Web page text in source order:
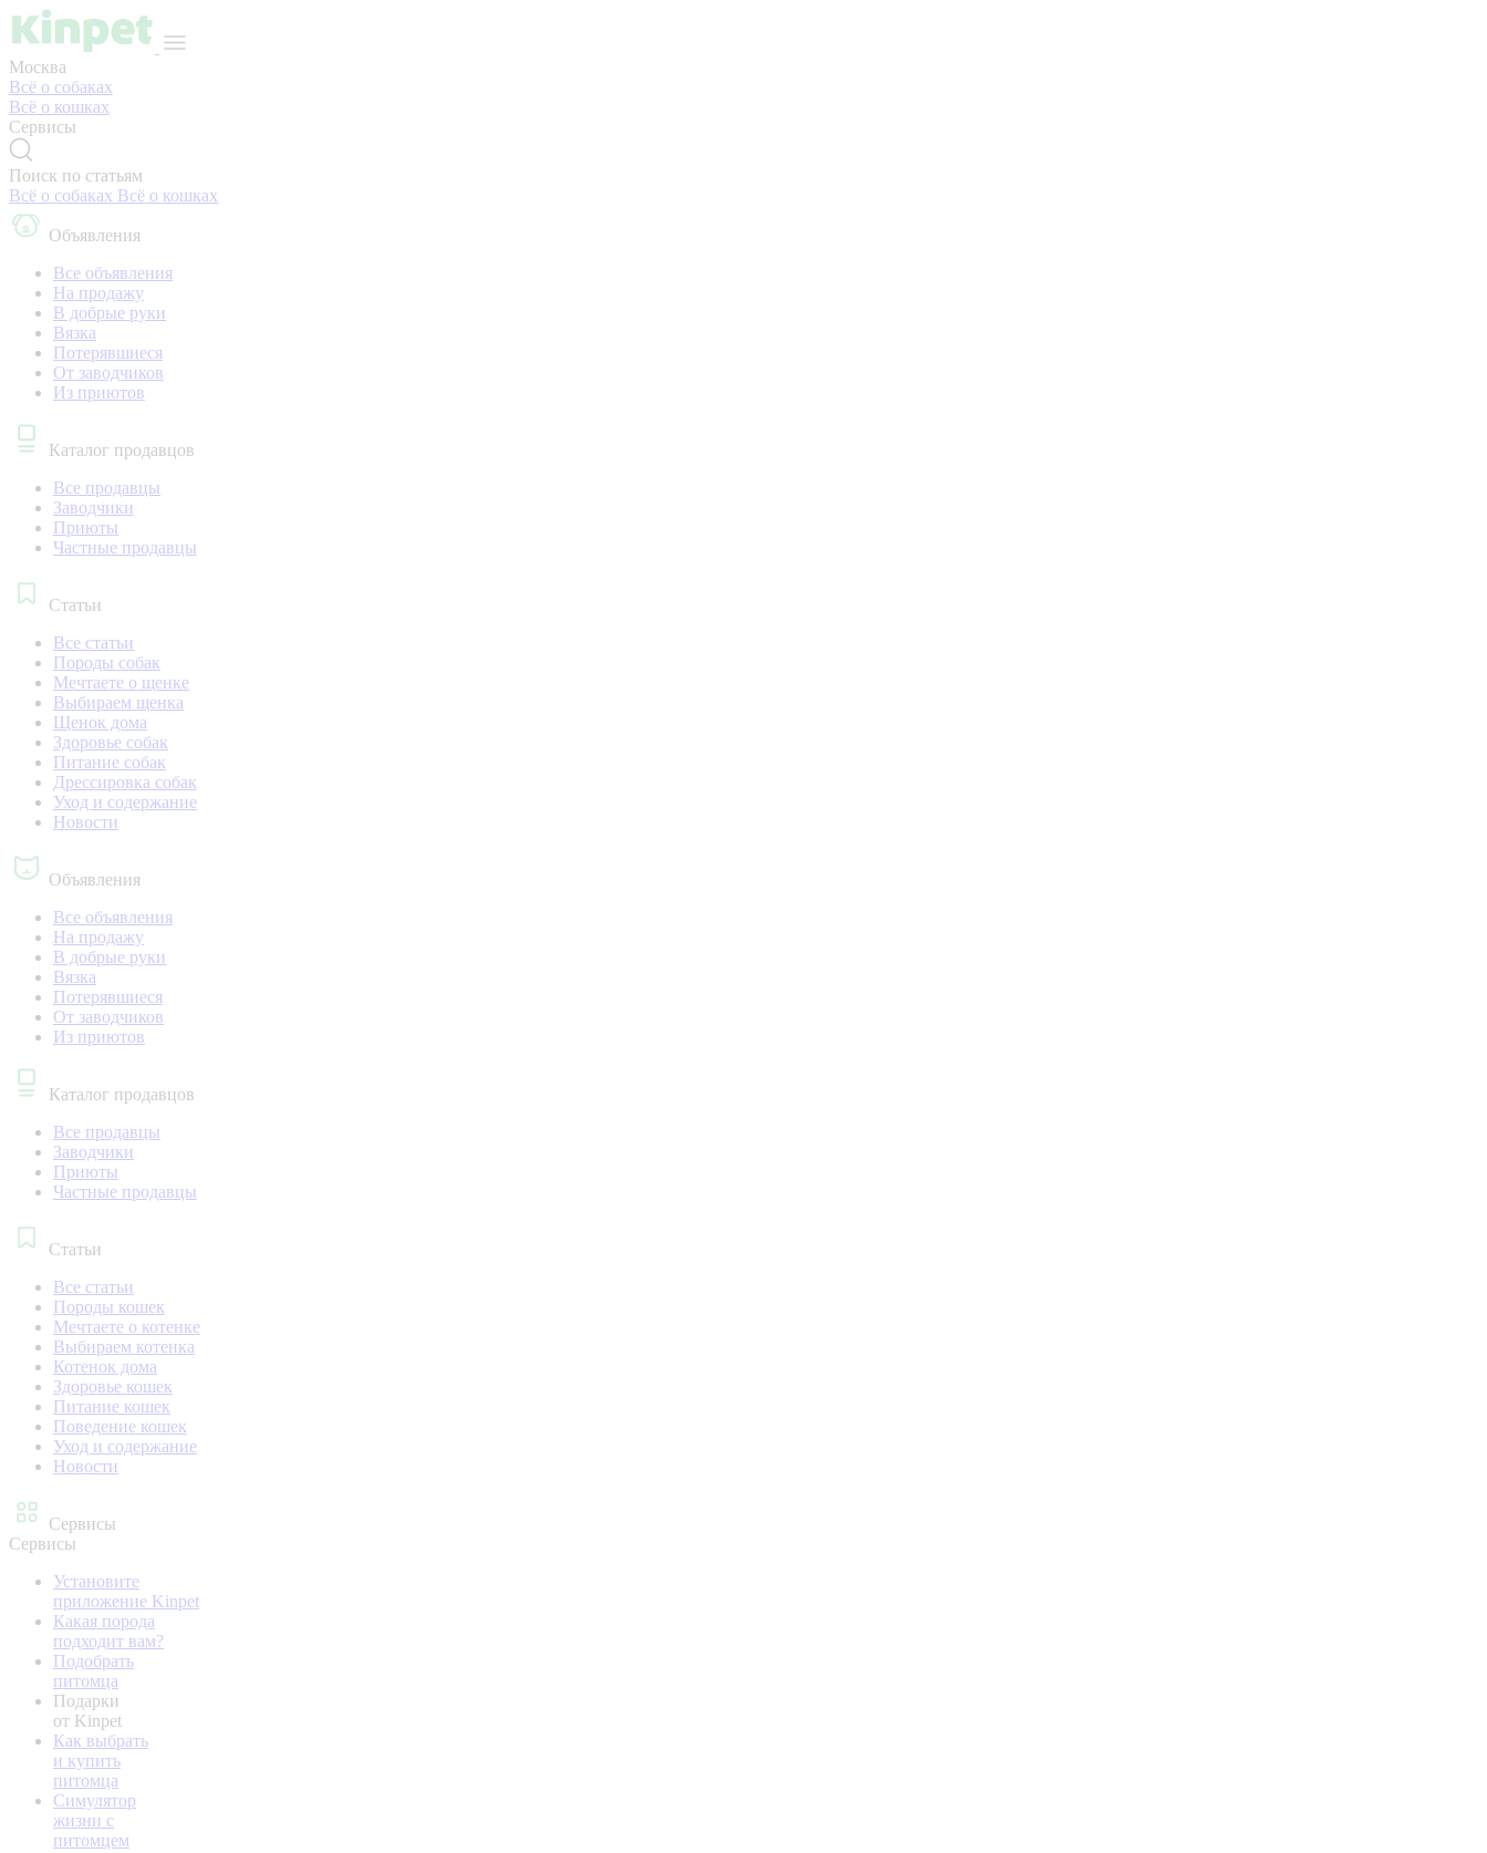
Москва
Всё о собаках
Всё о кошках
Сервисы
Поиск по статьям
Всё о собаках Всё о кошках
Объявления
Все объявления
На продажу
В добрые руки
Вязка
Потерявшиеся
От заводчиков
Из приютов
Каталог продавцов
Все продавцы
Заводчики
Приюты
Частные продавцы
Статьи
Все статьи
Породы собак
Мечтаете о щенке
Выбираем щенка
Щенок дома
Здоровье собак
Питание собак
Дрессировка собак
Уход и содержание
Новости
Объявления
Все объявления
На продажу
В добрые руки
Вязка
Потерявшиеся
От заводчиков
Из приютов
Каталог продавцов
Все продавцы
Заводчики
Приюты
Частные продавцы
Статьи
Все статьи
Породы кошек
Мечтаете о котенке
Выбираем котенка
Котенок дома
Здоровье кошек
Питание кошек
Поведение кошек
Уход и содержание
Новости
Сервисы
Сервисы
Установите
приложение Kinpet
Какая порода
подходит вам?
Подобрать
питомца
Подарки
от Kinpet
Как выбрать
и купить
питомца
Симулятор
жизни с
питомцем